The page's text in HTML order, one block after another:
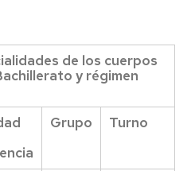
de los cuerpos
y régimen
Grupo Turno